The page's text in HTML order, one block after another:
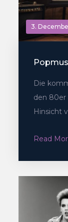
3.
Die
den 80er
Hinsicht
Read